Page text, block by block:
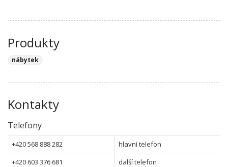
Produkty
nábytek
Kontakty
Telefony
+420 568 888 282
hlavní telefon
+420 603 376 681
další telefon